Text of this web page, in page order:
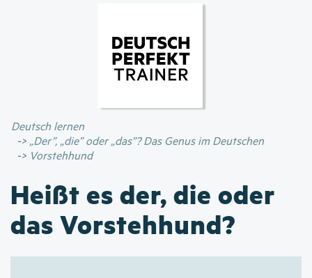
Inhalt
Deutsch lernen
„Der”, „die” oder „das”? Das Genus im Deutschen
Vorstehhund
Heißt es der, die oder
das Vorstehhund?